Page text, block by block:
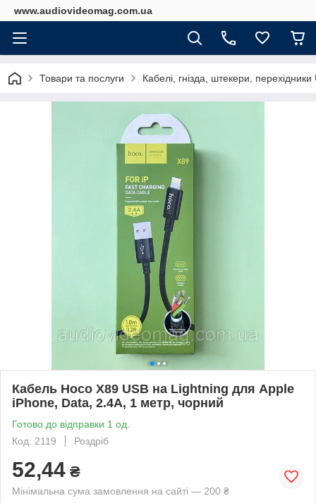
www.audiovideomag.com.ua
Товари та послуги Кабелі, гнізда, штекери,
Кабель Hoco X89 USB на Lightning для Apple
iPhone, Data, 2.4А, 1 метр, чорний
Готово до відправки 1 од.
Код: 2119
Роздріб
52,44 ₴
Мінімальна сума замовлення на сайті — 200 ₴